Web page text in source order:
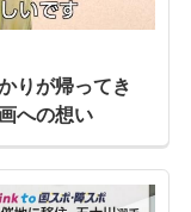
りが帰ってき
への想い